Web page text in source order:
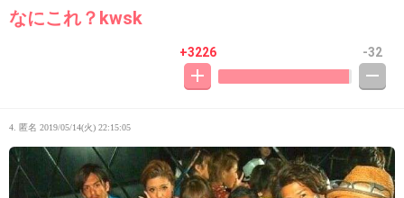
なにこれ？kwsk
+3226 -32
4. 匿名 2019/05/14(火) 22:15:05